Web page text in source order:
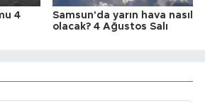
4
Samsun'da yarın hava nasıl
olacak? 4 Ağustos Salı